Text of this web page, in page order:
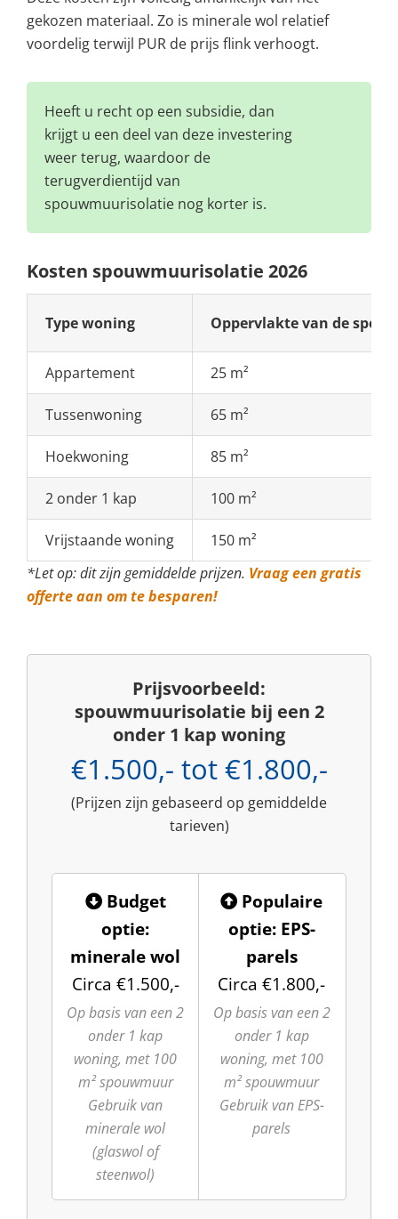
gekozen materiaal. Zo is minerale wol relatief
voordelig terwijl PUR de prijs flink verhoogt.
Heeft u recht op een subsidie, dan
krijgt u een deel van deze investering
weer terug, waardoor de
terugverdientijd van
spouwmuurisolatie nog korter is.
Kosten spouwmuurisolatie 2026
Type woning Oppervlakte van de
Appartement 25 m²
Tussenwoning 65 m²
Hoekwoning 85 m²
2 onder 1 kap 100 m²
Vrijstaande woning
150 m²
*Let op: dit zijn gemiddelde prijzen. Vraag een gratis
offerte aan om te besparen!
Prijsvoorbeeld:
spouwmuurisolatie bij een 2
onder 1 kap woning
€1.500,- tot €1.800,-
(Prijzen zijn gebaseerd op gemiddelde
tarieven)
Budget
optie:
minerale wol
Circa €1.500,-
Op basis van een 2
onder 1 kap
woning, met 100
m² spouwmuur
Gebruik van
minerale wol
(glaswol of
steenwol)
Populaire
optie: EPS-
parels
Circa €1.800,-
Op basis van een 2
onder 1 kap
woning, met 100
m² spouwmuur
Gebruik van EPS-
parels